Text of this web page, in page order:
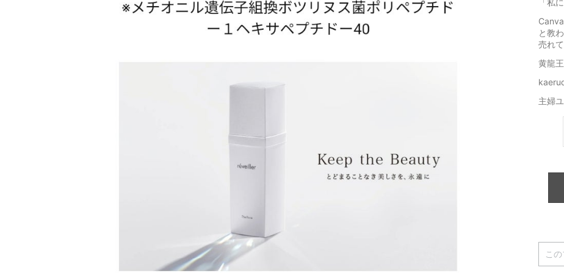
「私
と教
売れ
黄龍
主婦